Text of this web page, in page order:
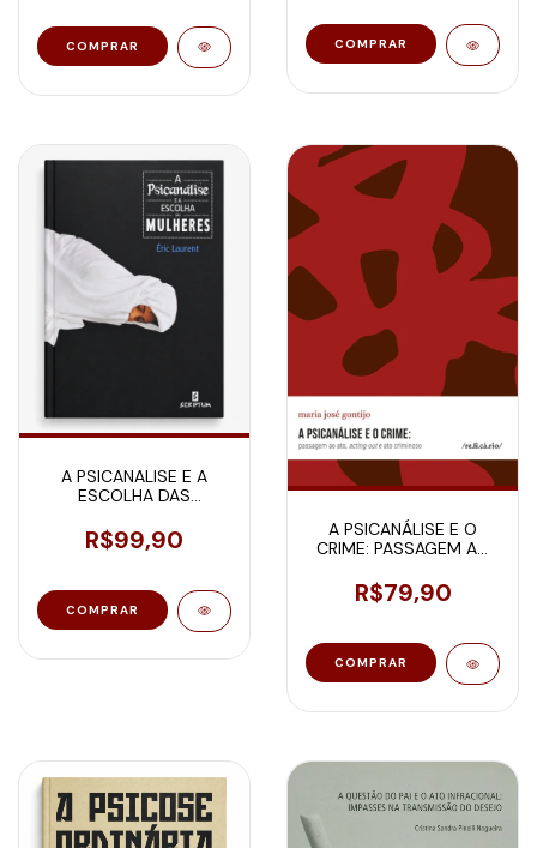
A PSICANALISE E A
ESCOLHA DAS
R$99,90
A PSICANÁLISE E O
CRIME: PASSAGEM AO
CRIMINOSO
R$79,90